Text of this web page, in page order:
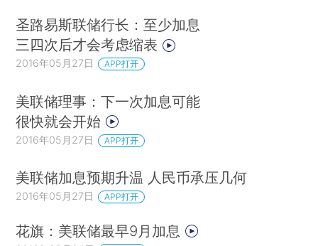
圣路易斯联储行长：至少加息
三四次后才会考虑缩表
2016年05月27日 APP打开
美联储理事：下一次加息可能
很快就会开始
2016年05月27日 APP打开
美联储加息预期升温 人民币承压几何
2016年05月27日 APP打开
花旗：美联储最早9月加息